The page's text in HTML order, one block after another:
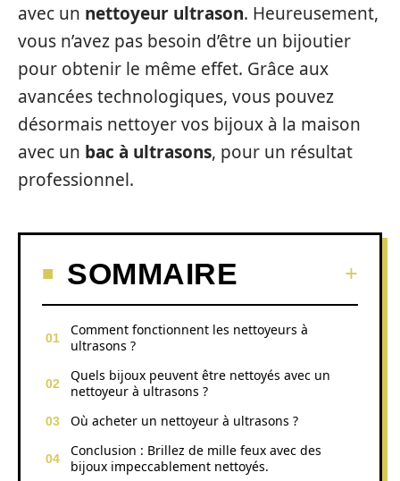
avec un nettoyeur ultrason. Heureusement,
vous n’avez pas besoin d’être un bijoutier
pour obtenir le même effet. Grâce aux
avancées technologiques, vous pouvez
désormais nettoyer vos bijoux à la maison
avec un bac à ultrasons, pour un résultat
professionnel.
SOMMAIRE
Comment fonctionnent les nettoyeurs à
ultrasons ?
Quels bijoux peuvent être nettoyés avec un
nettoyeur à ultrasons ?
Où acheter un nettoyeur à ultrasons ?
Conclusion : Brillez de mille feux avec des
bijoux impeccablement nettoyés.